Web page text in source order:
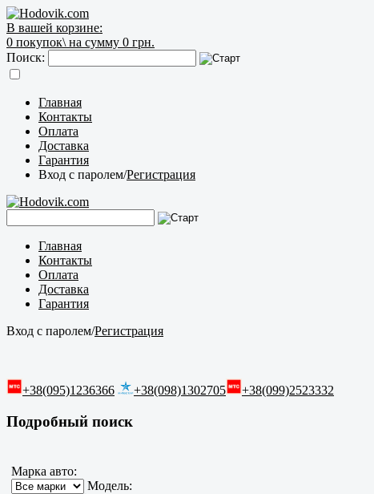
В вашей корзине:
0 покупок\ на сумму 0 грн.
Поиск:
Главная
Контакты
Оплата
Доставка
Гарантия
Вход с паролем/Регистрация
Главная
Контакты
Оплата
Доставка
Гарантия
Вход с паролем/Регистрация
+38(095)1236366 +38(098)1302705 +38(099)2523332
Подробный поиск
Марка авто:
Модель: